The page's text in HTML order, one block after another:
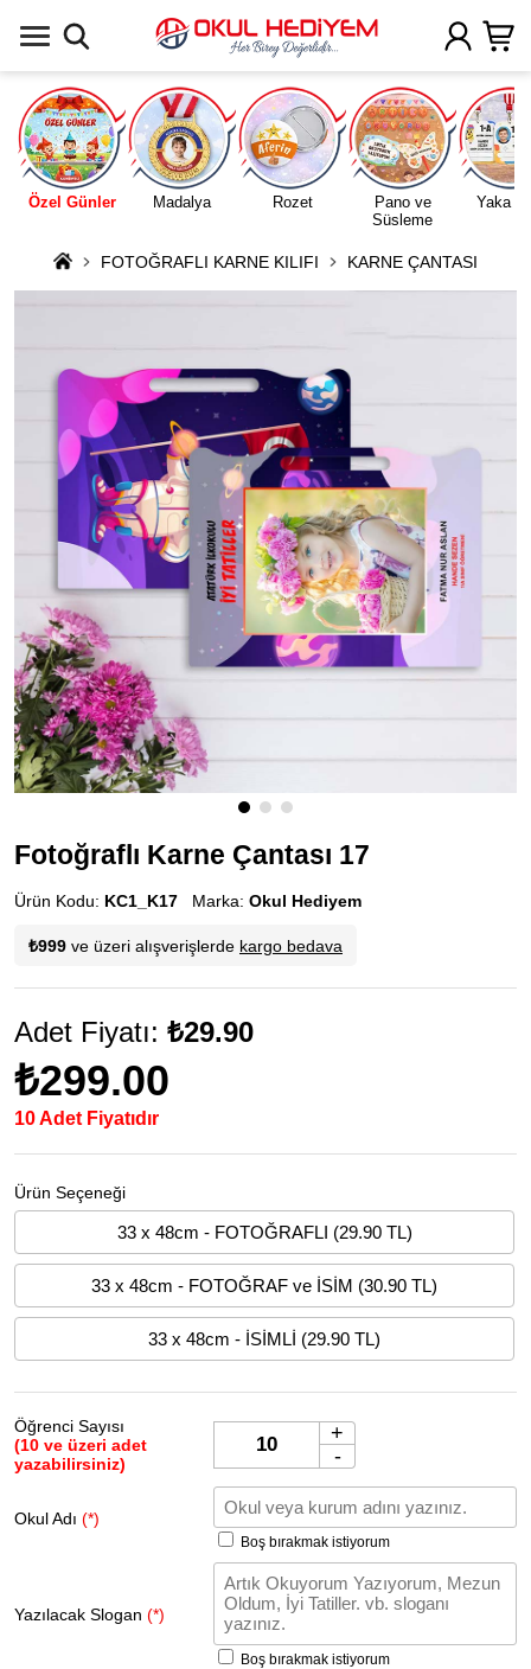
Özel Günler Madalya Rozet
Pano ve
Süsleme
Yaka
FOTOĞRAFLI KARNE KILIFI KARNE ÇANTASI
Fotoğraflı Karne Çantası 17
Ürün Kodu: KC1_K17 Marka: Okul Hediyem
₺999 ve üzeri alışverişlerde kargo bedava
Adet Fiyatı: ₺29.90
₺299.00
10 Adet Fiyatıdır
Ürün Seçeneği
33 x 48cm - FOTOĞRAFLI (29.90 TL)
33 x 48cm - FOTOĞRAF ve İSİM (30.90 TL)
33 x 48cm - İSİMLİ (29.90 TL)
Öğrenci Sayısı
(10 ve üzeri adet
yazabilirsiniz)
+
-
Okul Adı (*)
Boş bırakmak istiyorum
Yazılacak Slogan (*)
Boş bırakmak istiyorum
Uygulamada Aç